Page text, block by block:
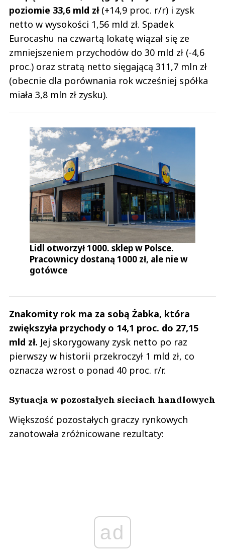
poziomie 33,6 mld zł (+14,9 proc. r/r) i zysk
netto w wysokości 1,56 mld zł. Spadek
Eurocashu na czwartą lokatę wiązał się ze
zmniejszeniem przychodów do 30 mld zł (-4,6
proc.) oraz stratą netto sięgającą 311,7 mln zł
(obecnie dla porównania rok wcześniej spółka
miała 3,8 mln zł zysku).
Lidl otworzył 1000. sklep w Polsce.
Pracownicy dostaną 1000 zł, ale nie w
gotówce
Znakomity rok ma za sobą Żabka, która
zwiększyła przychody o 14,1 proc. do 27,15
mld zł. Jej skorygowany zysk netto po raz
pierwszy w historii przekroczył 1 mld zł, co
oznacza wzrost o ponad 40 proc. r/r.
Sytuacja w pozostałych sieciach handlowych
Większość pozostałych graczy rynkowych
zanotowała zróżnicowane rezultaty:
ad